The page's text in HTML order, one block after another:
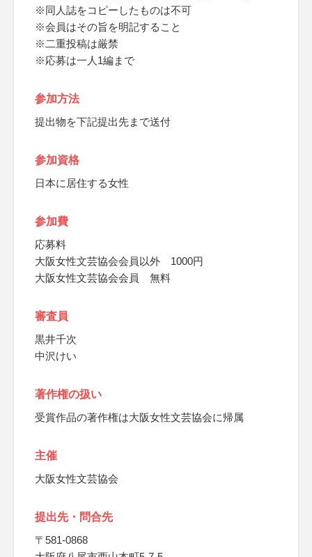
※同人誌をコピーしたものは不可
※会員はその旨を明記すること
※二重投稿は厳禁
※応募は一人1編まで
参加方法
提出物を下記提出先まで送付
参加資格
日本に居住する女性
参加費
応募料
大阪女性文芸協会会員以外 1000円
大阪女性文芸協会会員 無料
審査員
黒井千次
中沢けい
著作権の扱い
受賞作品の著作権は大阪女性文芸協会に帰属
主催
大阪女性文芸協会
提出先・問合先
〒581-0868